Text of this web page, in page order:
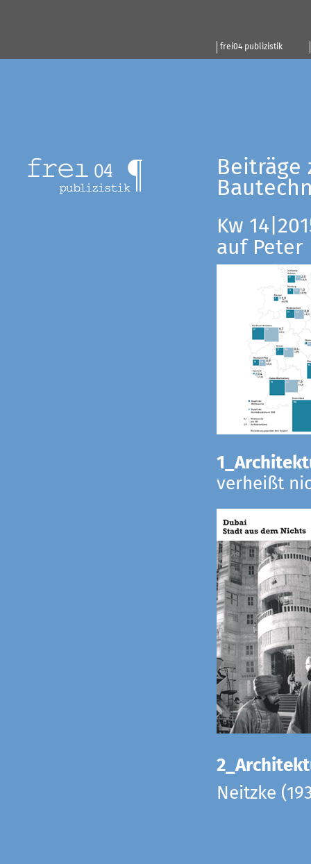
frei04 publizistik
Beiträge
Kw
auf Peter
verheißt
Neitzke